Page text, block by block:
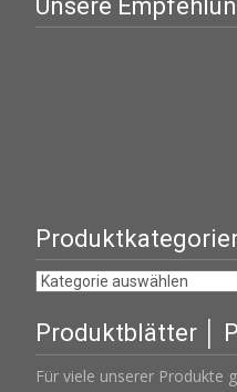
Unsere
Produktblätter │
Für viele unserer Produkte